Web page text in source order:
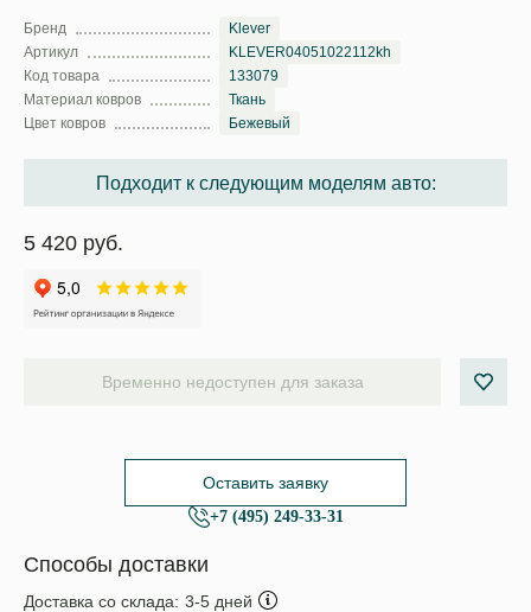
Бренд
Klever
Артикул
KLEVER04051022112kh
Код товара
133079
Материал ковров
Ткань
Цвет ковров
Бежевый
Подходит к следующим моделям авто:
5 420 руб.
Временно недоступен для заказа
Оставить заявку
+7 (495) 249-33-31
Способы доставки
Доставка со склада: 3-5 дней